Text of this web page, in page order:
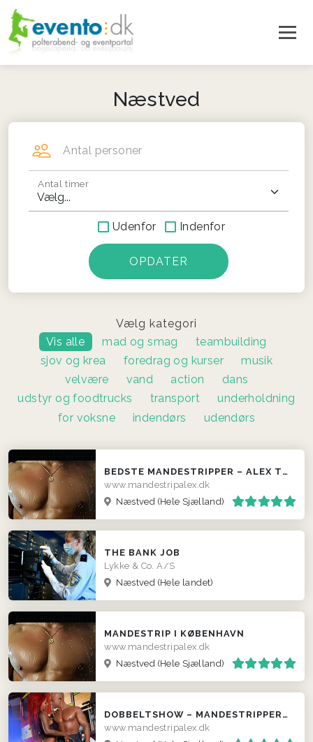
Næstved
Antal personer
Antal timer
Udenfor Indenfor
Vælg kategori
Vis alle
mad og smag
teambuilding
sjov og krea
foredrag og kurser
musik
velvære
vand action
dans
udstyr og foodtrucks
transport
underholdning
for voksne
indendørs udendørs
BEDSTE MANDESTRIPPER – ALEX THE GREAT
www.mandestripalex.dk
Næstved (Hele Sjælland)
THE BANK JOB
Lykke & Co. A/S
Næstved (Hele landet)
MANDESTRIP I KØBENHAVN
www.mandestripalex.dk
Næstved (Hele Sjælland)
DOBBELTSHOW – MANDESTRIPPER + PIGESTRIP
www.mandestripalex.dk